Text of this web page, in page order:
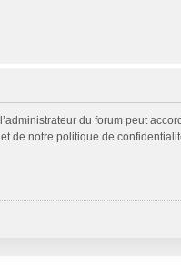
du forum peut
de notre politique de